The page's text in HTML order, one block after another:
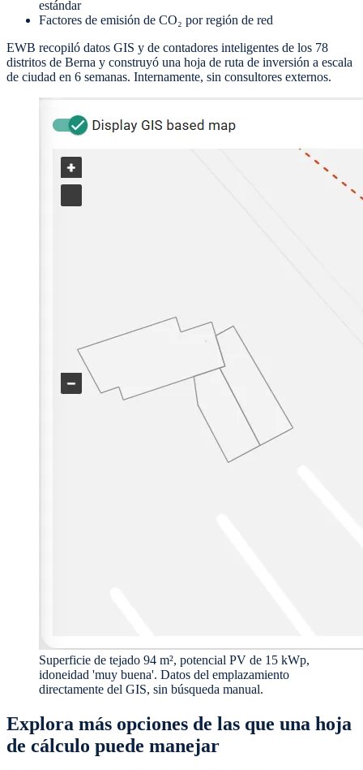
estándar
Factores de emisión de CO₂ por región de red
EWB recopiló datos GIS y de contadores inteligentes de los 78
distritos de Berna y construyó una hoja de ruta de inversión a escala
de ciudad en 6 semanas. Internamente, sin consultores externos.
Superficie de tejado 94 m², potencial PV de 15 kWp,
idoneidad 'muy buena'. Datos del emplazamiento
directamente del GIS, sin búsqueda manual.
Explora más opciones de las que una hoja
de cálculo puede manejar